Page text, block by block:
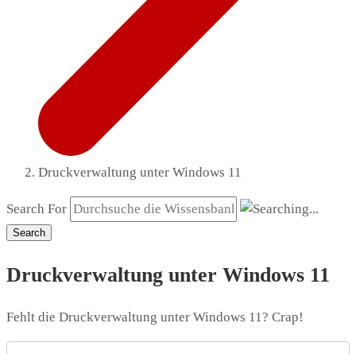
Druckverwaltung unter Windows 11
Search For
Search
Druckverwaltung unter Windows 11
Fehlt die Druckverwaltung unter Windows 11? Crap!